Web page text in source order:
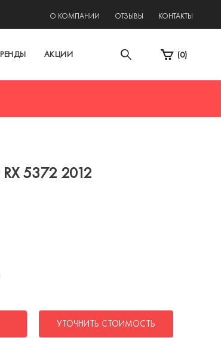
О КОМПАНИИ ОТЗЫВЫ КОНТАКТЫ
АКЦИИ (0)
5372 2012
УТОЧНИТЬ СТОИМОСТЬ